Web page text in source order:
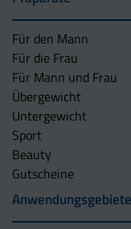
Für den Mann
Für die Frau
Für Mann und Frau
Übergewicht
Untergewicht
Sport
Beauty
Gutscheine
Anwendungsgebiete